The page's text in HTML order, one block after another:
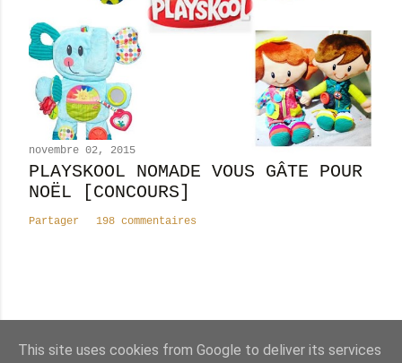
novembre 02, 2015
PLAYSKOOL NOMADE VOUS GÂTE POUR
NOËL [CONCOURS]
Partager 198 commentaires
45341
This site uses cookies from Google to deliver its services